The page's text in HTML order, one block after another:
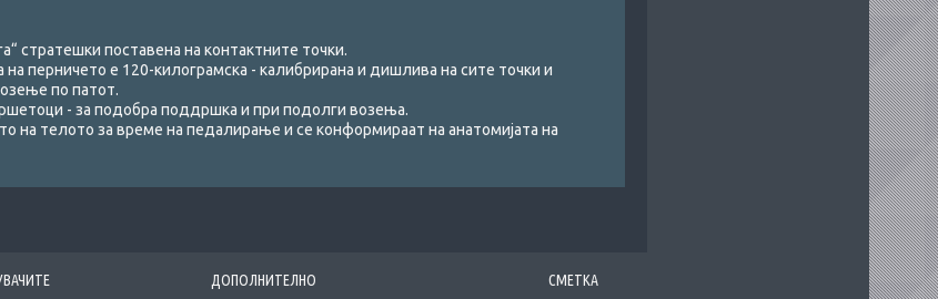
стратешки поставена на контактните точки.
перничето е 120-килограмска - калибрирана и дишлива на сите точки и
по патот.
- за подобра поддршка и при подолги возења.
телото за време на педалирање и се конформираат на анатомијата на
ДОПОЛНИТЕЛНО СМЕТКА